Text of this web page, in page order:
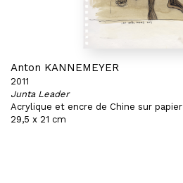
Anton KANNEMEYER
2011
Junta Leader
Acrylique et encre de Chine sur papier
29,5 x 21 cm